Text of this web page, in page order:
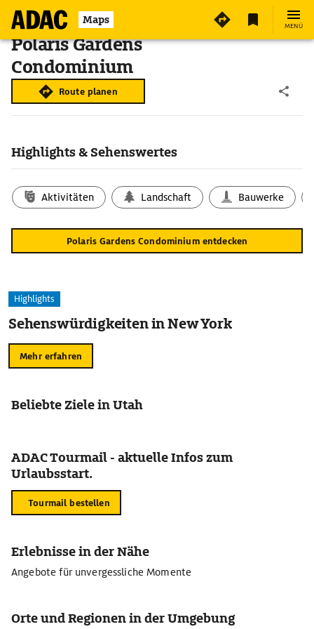
Maps MENÜ
Polaris Gardens
Condominium
Route planen
Highlights & Sehenswertes
Aktivitäten Landschaft Bauwerke
Polaris Gardens Condominium entdecken
Highlights
Sehenswürdigkeiten in New York
Mehr erfahren
Beliebte Ziele in Utah
ADAC Tourmail - aktuelle Infos zum
Urlaubsstart.
Tourmail bestellen
Erlebnisse in der Nähe
Angebote für unvergessliche Momente
Orte und Regionen in der Umgebung